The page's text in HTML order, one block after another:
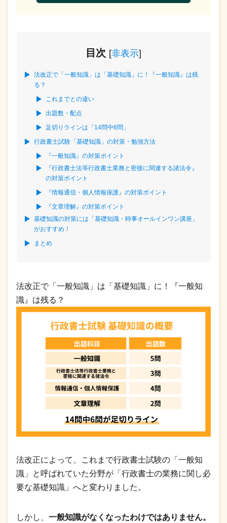
目次 [非表示]
法改正で「一般知識」は「基礎知識」に！『一般知識』は残
る？
これまでとの違い
出題数・配点
足切りラインは「14問中6問」
行政書士試験「基礎知識」の対策・勉強方法
『一般知識』の対策ポイント
『行政書士法等行政書士業務と密接に関連する諸法令』
の対策ポイント
『情報通信・個人情報保護』の対策ポイント
『文章理解』の対策ポイント
基礎知識の対策には「基礎知識・時事オールインワン講座」
がおすすめ！
まとめ
法改正で「一般知識」は「基礎知識」に！『一般知
識』は残る？
法改正によって、これまで行政書士試験の「一般知
識」と呼ばれていた分野が「行政書士の業務に関し必
要な基礎知識」へと変わりました。
しかし、 一般知識がなくなったわけではありません。